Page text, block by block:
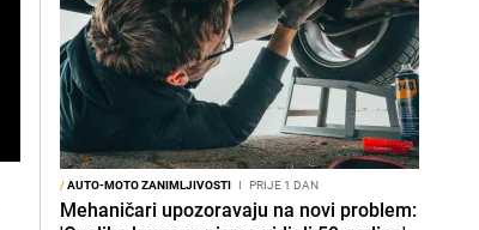
/AUTO-MOTO ZANIMLJIVOSTI I PRIJE 1 DAN
Mehaničari upozoravaju na novi problem: